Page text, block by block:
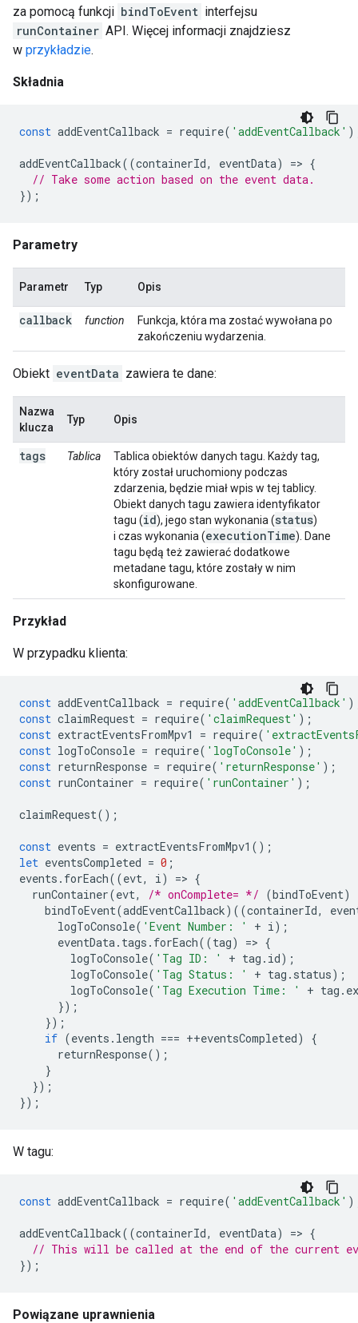
za pomocą funkcji bindToEvent interfejsu
runContainer API. Więcej informacji znajdziesz
w przykładzie.
Składnia
const addEventCallback = require( 'addEventCallback'
addEventCallback((containerId, eventData) => {
// Take some action based on the event data.
});
Parametry
Parametr Typ Opis
callback function
Funkcja, która ma zostać wywołana po
zakończeniu wydarzenia.
Obiekt eventData zawiera te dane:
Nazwa
klucza
Typ Opis
tags Tablica
Tablica obiektów danych tagu. Każdy tag,
który został uruchomiony podczas
zdarzenia, będzie miał wpis w tej tablicy.
Obiekt danych tagu zawiera identyfikator
tagu (id), jego stan wykonania (status)
i czas wykonania (executionTime). Dane
tagu będą też zawierać dodatkowe
metadane tagu, które zostały w nim
skonfigurowane.
Przykład
W przypadku klienta:
const addEventCallback = require( 'addEventCallback'
const claimRequest = require( 'claimRequest' );
const extractEventsFromMpv1 = require(
const logToConsole = require( 'logToConsole' );
const returnResponse = require( 'returnResponse' );
const runContainer = require( 'runContainer' );
claimRequest();
const events = extractEventsFromMpv1 ();
let eventsCompleted = 0 ;
events . forEach((evt, i) => {
runContainer(evt, /* onComplete= */ (bindToEvent)
bindToEvent(addEventCallback)((containerId,
logToConsole( 'Event Number: ' + i);
eventData. tags . forEach((tag) => {
logToConsole( 'Tag ID: ' + tag . id);
logToConsole( 'Tag Status: ' + tag . status);
logToConsole( 'Tag Execution Time: ' + tag .
});
});
if (events . length === ++eventsCompleted)
{
returnResponse();
}
});
});
W tagu:
const addEventCallback = require( 'addEventCallback'
addEventCallback((containerId, eventData) => {
// This will be called at the end of the current
});
Powiązane uprawnienia